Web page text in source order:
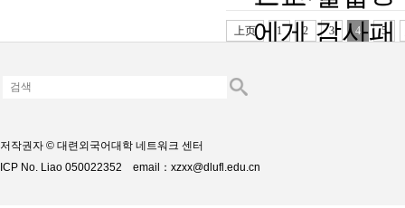
에게 감사패
上页 1 2 3 4 5
저작권자 © 대련외국어대학 네트워크 센터
ICP No. Liao 050022352 email：xzxx@dlufl.edu.cn